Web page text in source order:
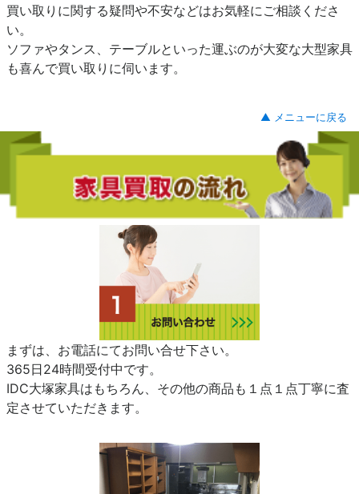
買い取りに関する疑問や不安などはお気軽にご相談くださ
い。
ソファやタンス、テーブルといった運ぶのが大変な大型家具
も喜んで買い取りに伺います。
▲ メニューに戻る
まずは、お電話にてお問い合せ下さい。
365日24時間受付中です。
IDC大塚家具はもちろん、その他の商品も１点１点丁寧に査
定させていただきます。